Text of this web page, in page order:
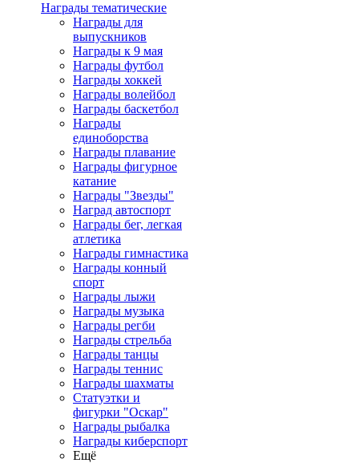
Награды тематические
Награды для
выпускников
Награды к 9 мая
Награды футбол
Награды хоккей
Награды волейбол
Награды баскетбол
Награды
единоборства
Награды плавание
Награды фигурное
катание
Награды "Звезды"
Наград автоспорт
Награды бег, легкая
атлетика
Награды гимнастика
Награды конный
спорт
Награды лыжи
Награды музыка
Награды регби
Награды стрельба
Награды танцы
Награды теннис
Награды шахматы
Статуэтки и
фигурки "Оскар"
Награды рыбалка
Награды киберспорт
Ещё